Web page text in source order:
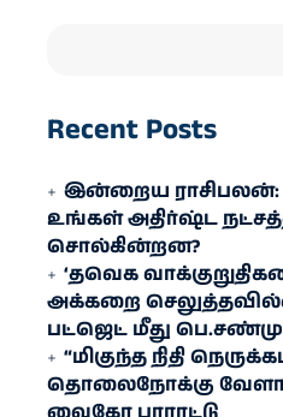
Recent Posts
இன்றைய ராசிபலன்:
உங்கள் அதிர்ஷ்ட
சொல்கின்றன?
‘தவெக
அக்கறை
பட்ஜெட் மீது
“மிகுந்த நிதி
தொலைநோக்கு